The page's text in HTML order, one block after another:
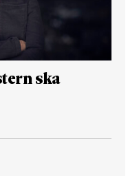
ska